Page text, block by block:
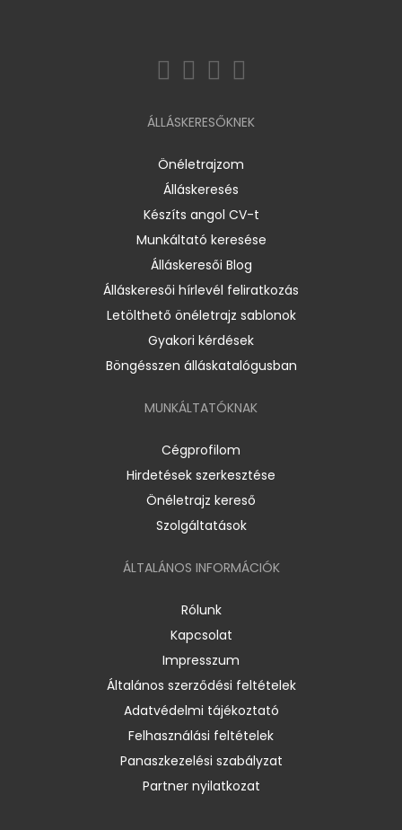
ÁLLÁSKERESŐKNEK
Önéletrajzom
Álláskeresés
Készíts angol CV-t
Munkáltató keresése
Álláskeresői Blog
Álláskeresői hírlevél feliratkozás
Letölthető önéletrajz sablonok
Gyakori kérdések
Böngésszen álláskatalógusban
MUNKÁLTATÓKNAK
Cégprofilom
Hirdetések szerkesztése
Önéletrajz kereső
Szolgáltatások
ÁLTALÁNOS INFORMÁCIÓK
Rólunk
Kapcsolat
Impresszum
Általános szerződési feltételek
Adatvédelmi tájékoztató
Felhasználási feltételek
Panaszkezelési szabályzat
Partner nyilatkozat